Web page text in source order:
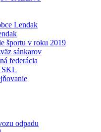
Lendak
športu v roku 2019
sánkarov
federácia
SKL
odpadu